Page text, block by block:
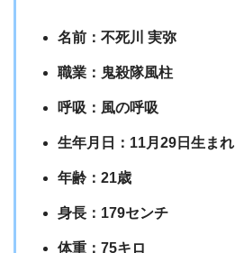
名前：不死川 実弥
職業：鬼殺隊風柱
呼吸：風の呼吸
生年月日：11月29日生まれ
年齢：21歳
身長：179センチ
体重：75キロ